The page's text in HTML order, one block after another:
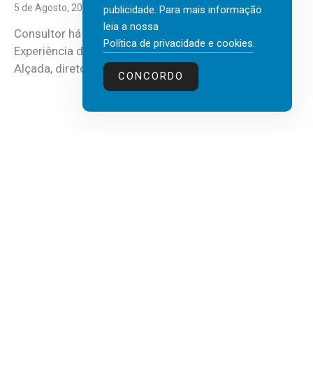
5 de Agosto, 2026
Consultor há mais de três décadas nas áreas de
Experiência do Cliente, Vendas e Liderança, Manuel
Alçada, diretor executivo da...
publicidade. Para mais informação
leia a nossa
Política de privacidade e cookies.
CONCORDO